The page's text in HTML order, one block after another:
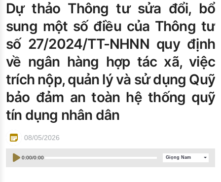
Đào tạo ISO
Dự thảo Thông tư sửa đổi, bổ
sung một số điều của Thông tư
số 27/2024/TT-NHNN quy định
về ngân hàng hợp tác xã, việc
trích nộp, quản lý và sử dụng Quỹ
bảo đảm an toàn hệ thống quỹ
tín dụng nhân dân
08/05/2026
0:00/0:00 Giọng Nam